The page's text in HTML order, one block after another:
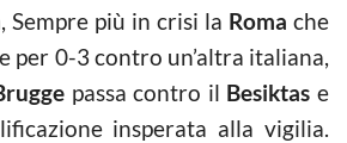
, Sempre più in crisi la Roma che
per 0-3 contro un’altra italiana,
passa contro il Besiktas e
insperata alla vigilia.